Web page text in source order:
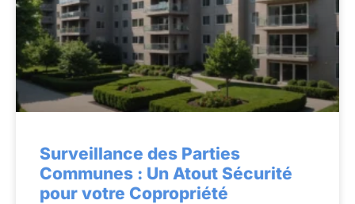
Surveillance des Parties
Communes : Un Atout Sécurité
pour votre Copropriété